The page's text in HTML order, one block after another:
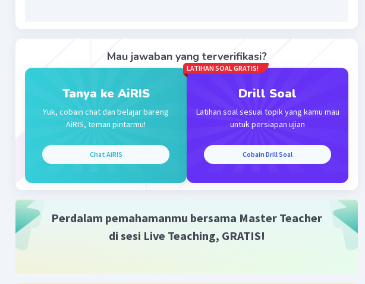
Mau jawaban yang terverifikasi?
Tanya ke AiRIS
Yuk, cobain chat dan belajar bareng
AiRIS, teman pintarmu!
Chat AiRIS
LATIHAN SOAL GRATIS!
Drill Soal
Latihan soal sesuai topik yang kamu mau
untuk persiapan ujian
Cobain Drill Soal
Perdalam pemahamanmu bersama Master Teacher
di sesi Live Teaching, GRATIS!